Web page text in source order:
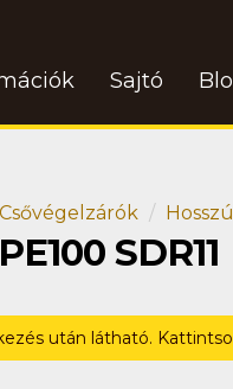
Sajtó
Csővégelzárók
SDR11
után látható.